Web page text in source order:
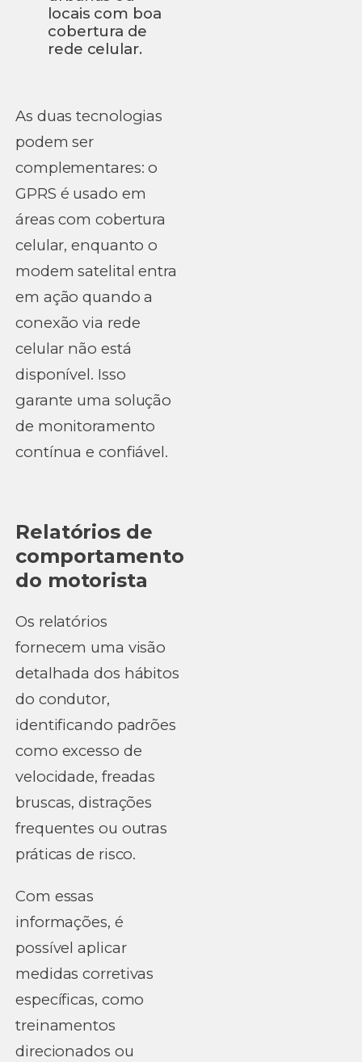
locais com boa
cobertura de
rede celular.
As duas tecnologias
podem ser
complementares: o
GPRS é usado em
áreas com cobertura
celular, enquanto o
modem satelital entra
em ação quando a
conexão via rede
celular não está
disponível. Isso
garante uma solução
de monitoramento
contínua e confiável.
Relatórios de
comportamento
do motorista
Os relatórios
fornecem uma visão
detalhada dos hábitos
do condutor,
identificando padrões
como excesso de
velocidade, freadas
bruscas, distrações
frequentes ou outras
práticas de risco.
Com essas
informações, é
possível aplicar
medidas corretivas
específicas, como
treinamentos
direcionados ou